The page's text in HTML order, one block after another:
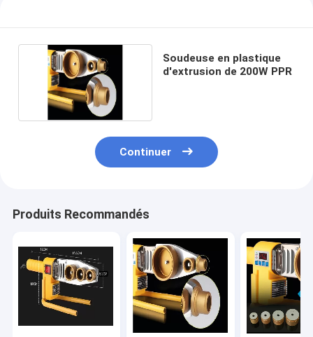
Soudeuse en plastique
d'extrusion de 200W PPR
Continuer
Produits Recommandés